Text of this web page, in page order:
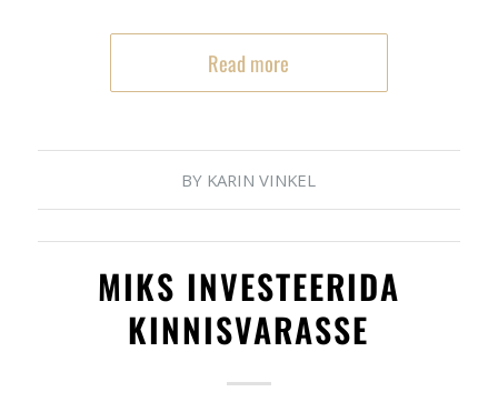
Read more
BY KARIN VINKEL
MIKS INVESTEERIDA
KINNISVARASSE